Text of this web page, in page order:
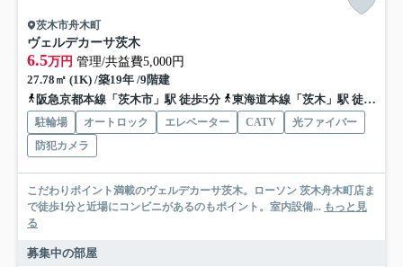
茨木市舟木町
ヴェルデカーサ茨木
6.5万円 管理/共益費5,000円
27.78㎡ (1K) /築19年 /9階建
阪急京都本線「茨木市」駅 徒歩5分
東海道本線「茨木」駅 徒歩20分
駐輪場 オートロック エレベーター CATV
光ファイバー
防犯カメラ
こだわりポイント満載のヴェルデカーサ茨木。ローソン 茨木舟木町店ま
で徒歩1分と近場にコンビニがあるのもポイント。室内設備... もっと見
る
募集中の部屋